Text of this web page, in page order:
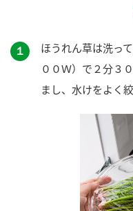
１
ほうれん草は洗っ
００Ｗ）で２分３
まし、水けをよく